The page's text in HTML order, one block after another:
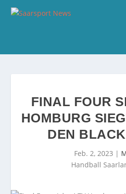
FINAL FOUR
HOMBURG
DEN
Feb. 2, 2023 |
Handball